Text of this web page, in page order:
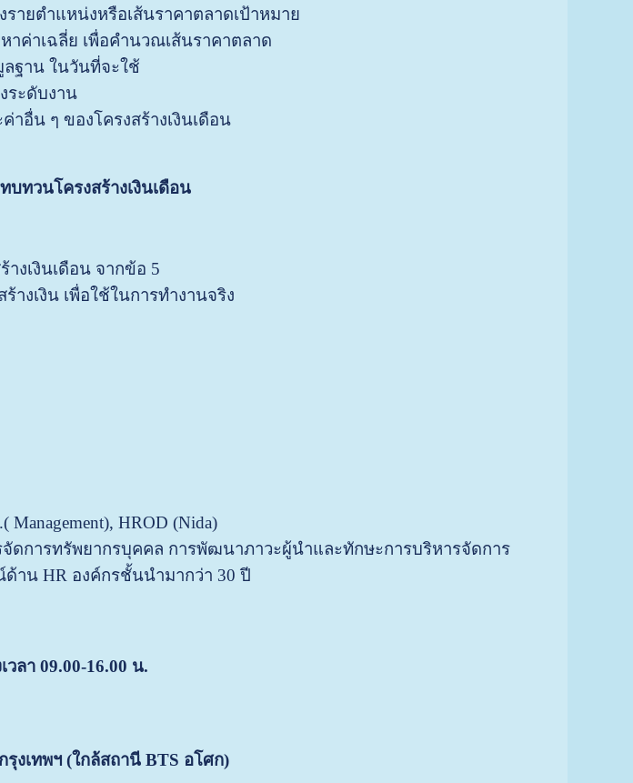
ายตำแหน่งหรือเส้นราคาตลาดเป้าหมาย
าค่าเฉลี่ย เพื่อคำนวณเส้นราคาตลาด
ลฐาน ในวันที่จะใช้
ระดับงาน
อื่น ๆ ของโครงสร้างเงินเดือน
บทวนโครงสร้างเงินเดือน
งเงินเดือน จากข้อ 5
างเงิน เพื่อใช้ในการทำงานจริง
HROD (Nida)
ดการทรัพยากรบุคคล การพัฒนาภาวะผู้นำและทักษะการบริหารจัดการ
ด้าน HR องค์กรชั้นนำมากว่า 30 ปี
า 09.00-16.00 น.
กรุงเทพฯ (ใกล้สถานี BTS อโศก)